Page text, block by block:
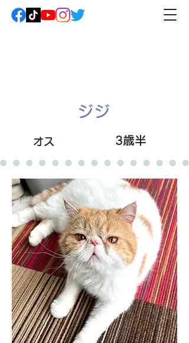
ジジ
オス 3歳半